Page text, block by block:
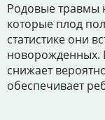
Родовые
которые плод
статистике они
новорожденных.
снижает
обеспечивает